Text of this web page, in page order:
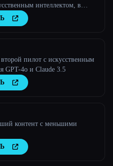
интеллектом, в
людьми
пилот с искусственным
GPT-4o и Claude 3.5
контент с меньшими